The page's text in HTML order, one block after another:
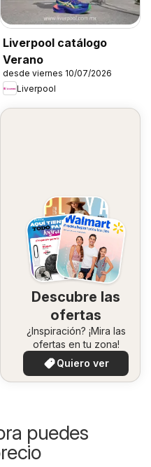
Liverpool catálogo
Verano
desde viernes 10/07/2026
Liverpool
Descubre las
ofertas
¿Inspiración? ¡Mira las
ofertas en tu zona!
Quiero ver
puedes